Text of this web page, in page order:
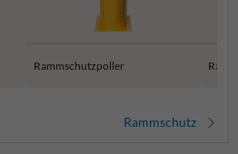
Rammschutzpoller
Rammschutz